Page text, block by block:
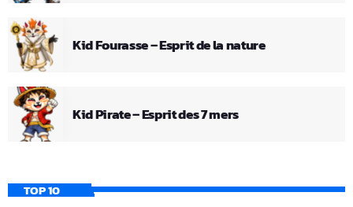
Kid Fourasse – Esprit de la nature
Kid Pirate – Esprit des 7 mers
TOP 10